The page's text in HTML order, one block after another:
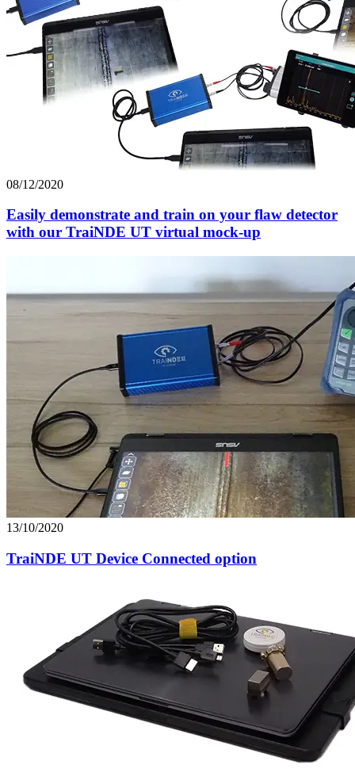
08/12/2020
Easily demonstrate and train on your flaw detector
with our TraiNDE UT virtual mock-up
13/10/2020
TraiNDE UT Device Connected option